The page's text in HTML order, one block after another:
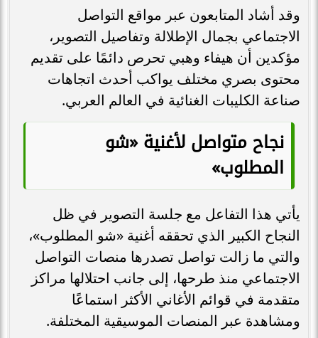
وقد أشاد المتابعون عبر مواقع التواصل
الاجتماعي بجمال الإطلالة وتفاصيل التصوير،
مؤكدين أن هيفاء وهبي تحرص دائمًا على تقديم
محتوى بصري مختلف يواكب أحدث اتجاهات
صناعة الكليبات الغنائية في العالم العربي.
نجاح متواصل لأغنية «شو
المطلوب»
يأتي هذا التفاعل مع جلسة التصوير في ظل
النجاح الكبير الذي تحققه أغنية «شو المطلوب»،
والتي ما زالت تواصل تصدرها منصات التواصل
الاجتماعي منذ طرحها، إلى جانب احتلالها مراكز
متقدمة في قوائم الأغاني الأكثر استماعًا
ومشاهدة عبر المنصات الموسيقية المختلفة.